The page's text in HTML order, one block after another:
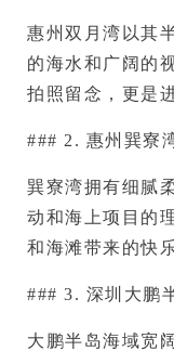
惠州双月湾以其
的海水和广阔的
拍照留念，更是
### 2. 惠州巽寮
巽寮湾拥有细腻
动和海上项目的
和海滩带来的快乐
### 3. 深圳大鹏
大鹏半岛海域宽